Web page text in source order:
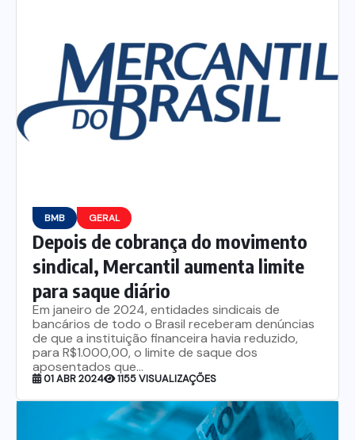
Financeiras e Cooperativas
BMB GERAL
Depois de cobrança do movimento
sindical, Mercantil aumenta limite
para saque diário
Em janeiro de 2024, entidades sindicais de
bancários de todo o Brasil receberam denúncias
de que a instituição financeira havia reduzido,
para R$1.000,00, o limite de saque dos
aposentados que...
01 ABR 2024 1155 VISUALIZAÇÕES